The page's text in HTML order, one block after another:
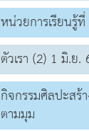
หน่วยการเรียนรู้ที่
ตัวเรา (2) 1 มิ.ย.
กิจกรรมศิลปะสร้
ตามมุม